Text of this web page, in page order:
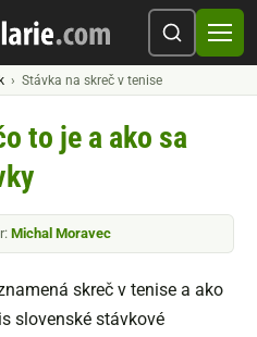
Stávka na skreč v tenise
to je a ako sa
Michal Moravec
skreč v tenise a ako
slovenské stávkové